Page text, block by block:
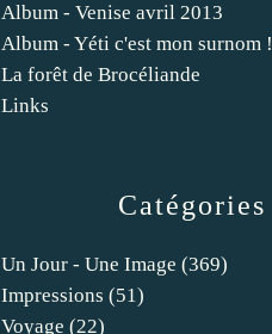
Catégories
Un Jour - Une Image (369)
Impressions (51)
Voyage (22)
Album - Venise avril 2013
Album - Yéti c'est mon surnom !
La forêt de Brocéliande
Links